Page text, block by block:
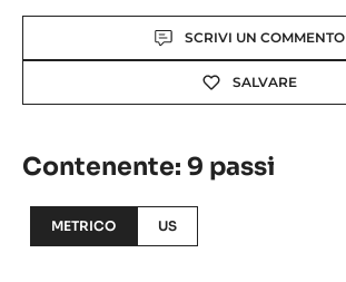
SCRIVI UN COMMENTO
SALVARE
Contenente: 9 passi
METRICO US